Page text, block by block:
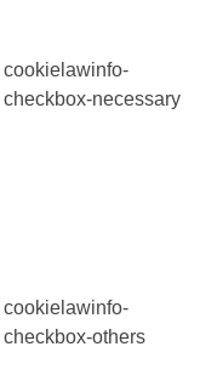
cookielawinfo-
checkbox-necessary
cookielawinfo-
checkbox-others